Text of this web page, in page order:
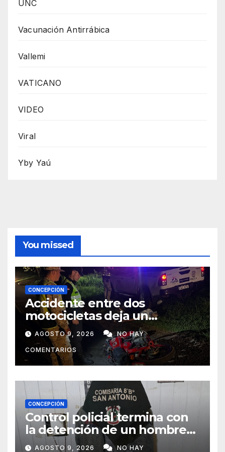
UNC
Vacunación Antirrábica
Vallemi
VATICANO
VIDEO
Viral
Yby Yaú
You missed
CONCEPCIÓN
Accidente entre dos
motocicletas deja un
fallecido y dos heridos en Yby
Yaú
AGOSTO 9, 2026 NO HAY
COMENTARIOS
CONCEPCIÓN
Control policial termina con
la detención de un hombre
requerido por la justicia
AGOSTO 9, 2026 NO HAY